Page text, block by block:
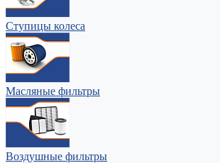
Ступицы колеса
Масляные фильтры
Воздушные фильтры